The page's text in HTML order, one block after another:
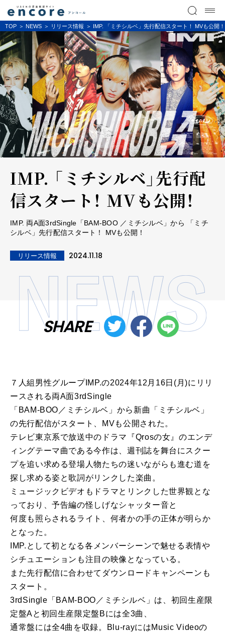
TOP NEWS リリース情報 IMP. 「ミチシルベ」先行配信スタート！ MVも公開！
IMP. 「ミチシルベ」先行配
信スタート！ MVも公開！
IMP. 両A面3rdSingle「BAM-BOO ／ミチシルベ」から 「ミチ
シルベ」先行配信スタート！ MVも公開！
リリース情報 2024.11.18
SHARE
７人組男性グループIMP.の2024年12月16日(月)にリリ
ースされる両A面3rdSingle
「BAM-BOO／ミチシルベ」から新曲「ミチシルベ」
の先行配信がスタート、MVも公開された。
テレビ東京系で放送中のドラマ『Qrosの女』のエンデ
ィングテーマ曲である今作は、週刊誌を舞台にスクー
プを追い求める登場人物たちの迷いながらも進む道を
探し求める姿と歌詞がリンクした楽曲。
ミュージックビデオもドラマとリンクした世界観とな
っており、予告編の怪しげなシャッター音と
何度も照らされるライト、何者かの手の正体が明らか
となった。
IMP.として初となる各メンバーシーンで魅せる表情や
シチュエーションも注目の映像となっている。
また先行配信に合わせてダウンロードキャンペーンも
スタート。
3rdSingle「BAM-BOO／ミチシルベ」は、初回生産限
定盤Aと初回生産限定盤Bには全3曲、
通常盤には全4曲を収録。Blu-rayにはMusic Videoの